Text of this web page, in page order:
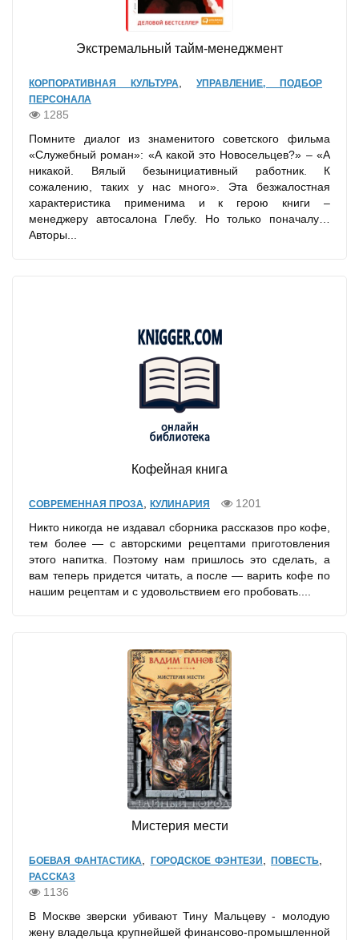
Экстремальный тайм-менеджмент
КОРПОРАТИВНАЯ КУЛЬТУРА ,УПРАВЛЕНИЕ, ПОДБОР
ПЕРСОНАЛА
1285
Помните диалог из знаменитого советского фильма
«Служебный роман»: «А какой это Новосельцев?» – «А
никакой. Вялый безынициативный работник. К
сожалению, таких у нас много». Эта безжалостная
характеристика применима и к герою книги –
менеджеру автосалона Глебу. Но только поначалу…
Авторы...
Кофейная книга
СОВРЕМЕННАЯ ПРОЗА КУЛИНАРИЯ
1201
Никто никогда не издавал сборника рассказов про кофе,
тем более — с авторскими рецептами приготовления
этого напитка. Поэтому нам пришлось это сделать, а
вам теперь придется читать, а после — варить кофе по
нашим рецептам и с удовольствием его пробовать....
Мистерия мести
БОЕВАЯ ФАНТАСТИКА ГОРОДСКОЕ ФЭНТЕЗИ ПОВЕСТЬ
РАССКАЗ
1136
В Москве зверски убивают Тину Мальцеву - молодую
жену владельца крупнейшей финансово-промышленной